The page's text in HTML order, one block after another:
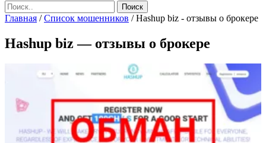
Главная /Список мошенников /Hashup biz - отзывы о брокере
Hashup biz — отзывы о брокере